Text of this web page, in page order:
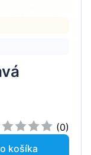
(0)
košíka